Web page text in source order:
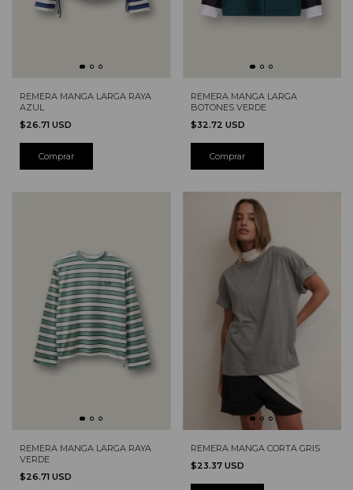
REMERA MANGA LARGA RAYA
AZUL
$26.71 USD
REMERA MANGA LARGA
BOTONES VERDE
$32.72 USD
REMERA MANGA LARGA RAYA
VERDE
$26.71 USD
REMERA MANGA CORTA GRIS
$23.37 USD